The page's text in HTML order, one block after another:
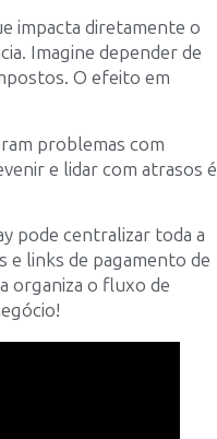
impacta diretamente o
Imagine depender de
O efeito em
problemas com
e lidar com atrasos é
pode centralizar toda a
e links de pagamento de
organiza o fluxo de